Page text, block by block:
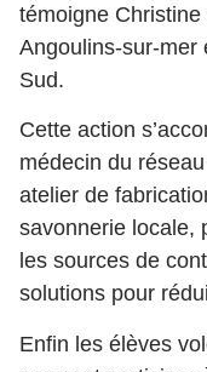
témoigne
Angoulins-sur-mer
Sud.
Cette action
médecin du
atelier de
savonnerie locale,
les sources de
solutions pour
Enfin les élèves